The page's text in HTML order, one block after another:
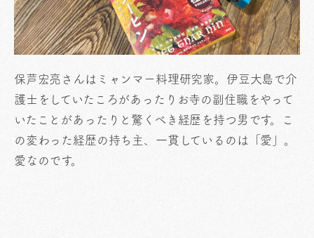
保芦宏亮さんはミャンマー料理研究家。伊豆大島で介
護士をしていたころがあったりお寺の副住職をやって
いたことがあったりと驚くべき経歴を持つ男です。こ
の変わった経歴の持ち主、一貫しているのは「愛」。
愛なのです。